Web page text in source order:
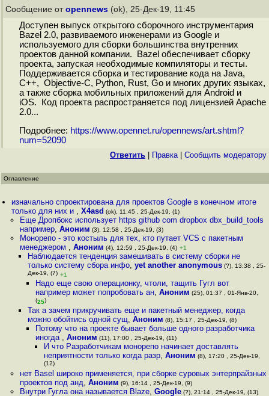
Сообщение от opennews (ok), 25-Дек-19, 11:45
Доступен выпуск открытого сборочного инструментария
Bazel 2.0, развиваемого инженерами из Google и
используемого для сборки большинства внутренних
проектов данной компании. Bazel обеспечивает сборку
проекта, запуская необходимые компиляторы и тесты.
Поддерживается сборка и тестирование кода на Java,
C++, Objective-C, Python, Rust, Go и многих других языках,
а также сборка мобильных приложений для Android и
iOS. Код проекта распространяется под лицензией Apache
2.0...
Подробнее: https://www.opennet.ru/opennews/art.shtml?
num=52090
Ответить Правка| Cообщить модератору
Оглавление
изначально спроектирована для проектов Google в конечном итоге
только для них и ,X4asd (ok), 11:45 , 25-Дек-19, (1)
Еще Дропбокс использует https github com dropbox dbx_build_tools
например, Аноним (3), 12:58 , 25-Дек-19, (3)
Монорепо - это костыль для тех, кто путает VCS с пакетным
менеджером , Аноним (4), 12:59 , 25-Дек-19, (4) +1
Наблюдается тенденция замешивать в систему сборки не
только систему сбора инфо, yet another anonymous(?), 13:38 , 25-
Дек-19, (7) +1
Надо еще свою операционку, чтоли, тащить Гугл вот
например может попробовать ан,Аноним (25), 01:37 , 01-Янв-20,
(25)
Так а зачем прикручивать еще и пакетный менеджер, когда
можно обойтись одной сущ, Аноним (8), 15:17 , 25-Дек-19, (8)
Потому что на проекте бывает больше одного разработчика
иногда ,Аноним (11), 17:00 , 25-Дек-19, (11)
И что Разработчикам монорепо начинает доставлять
неприятности только когда разр, Аноним (8), 17:20 , 25-Дек-19,
(12)
нет Basel широко применяется, при сборке суровых энтерпрайзных
проектов под анд, Аноним (9), 16:14 , 25-Дек-19, (9)
Внутри Гугла она называется Blaze, Google(?), 21:14 , 25-Дек-19, (13)